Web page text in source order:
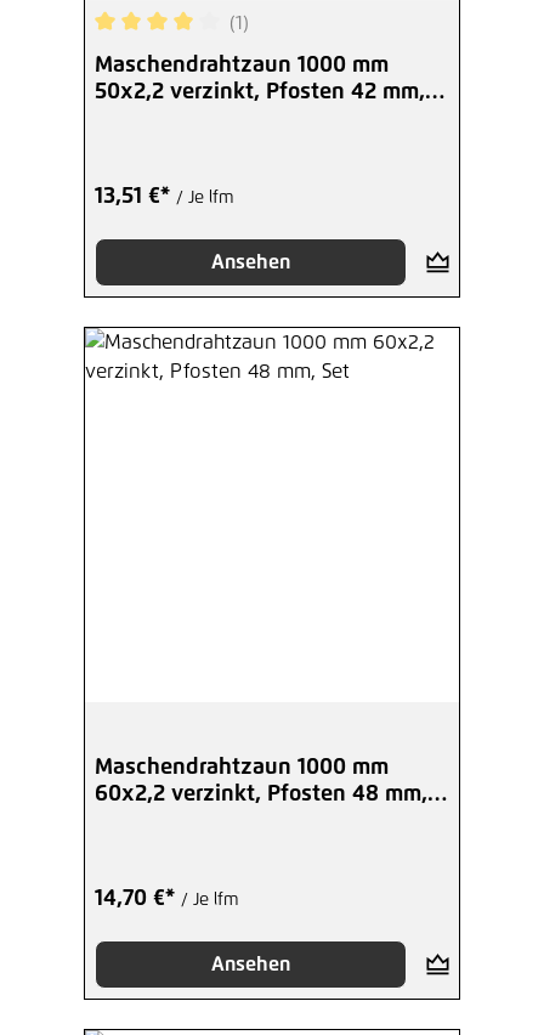
Durchschnittliche Bewertung von 4 von 5
(1)
Maschendrahtzaun 1000 mm
50x2,2 verzinkt, Pfosten 42 mm,
13,51 €* / Je lfm
Ansehen
Maschendrahtzaun 1000 mm
60x2,2 verzinkt, Pfosten 48 mm,
14,70 €* / Je lfm
Ansehen